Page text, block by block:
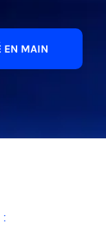
EN MAIN